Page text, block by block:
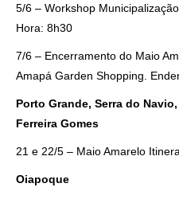
5/6 – Workshop
Hora: 8h30
7/6 – Encerramento do Maio
Amapá Garden Shopping.
Porto Grande, Serra do
Ferreira Gomes
21 e 22/5 – Maio Amarelo
Oiapoque